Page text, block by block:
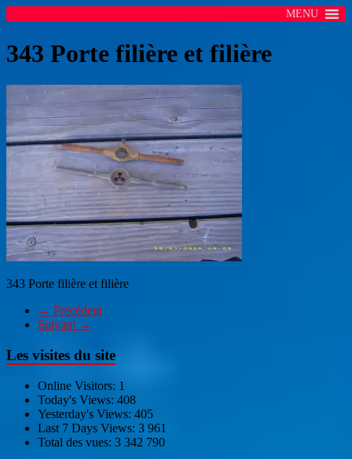
MENU
343 Porte filière et filière
343 Porte filière et filière
← Précédent
Suivant →
Les visites du site
Online Visitors: 1
Today's Views: 408
Yesterday's Views: 405
Last 7 Days Views: 3 961
Total des vues: 3 342 790